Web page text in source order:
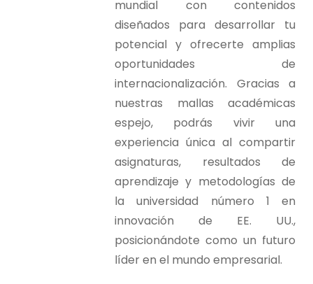
mundial con contenidos
diseñados para desarrollar tu
potencial y ofrecerte amplias
oportunidades de
internacionalización. Gracias a
nuestras mallas académicas
espejo, podrás vivir una
experiencia única al compartir
asignaturas, resultados de
aprendizaje y metodologías de
la universidad número 1 en
innovación de EE. UU.,
posicionándote como un futuro
líder en el mundo empresarial.